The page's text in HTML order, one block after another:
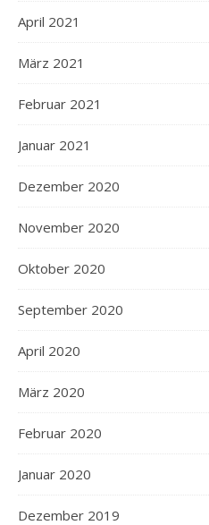
April 2021
März 2021
Februar 2021
Januar 2021
Dezember 2020
November 2020
Oktober 2020
September 2020
April 2020
März 2020
Februar 2020
Januar 2020
Dezember 2019